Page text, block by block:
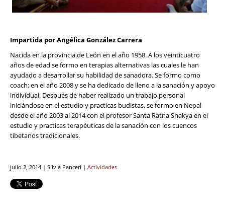
Impartida por Angélica González Carrera
Nacida en la provincia de León en el año 1958. A los veinticuatro
años de edad se formo en terapias alternativas las cuales le han
ayudado a desarrollar su habilidad de sanadora. Se formo como
coach; en el año 2008 y se ha dedicado de lleno a la sanación y apoyo
individual. Después de haber realizado un trabajo personal
iniciándose en el estudio y practicas budistas, se formo en Nepal
desde el año 2003 al 2014 con el profesor Santa Ratna Shakya en el
estudio y practicas terapéuticas de la sanación con los cuencos
tibetanos tradicionales.
julio 2, 2014 | Silvia Panceri | Actividades